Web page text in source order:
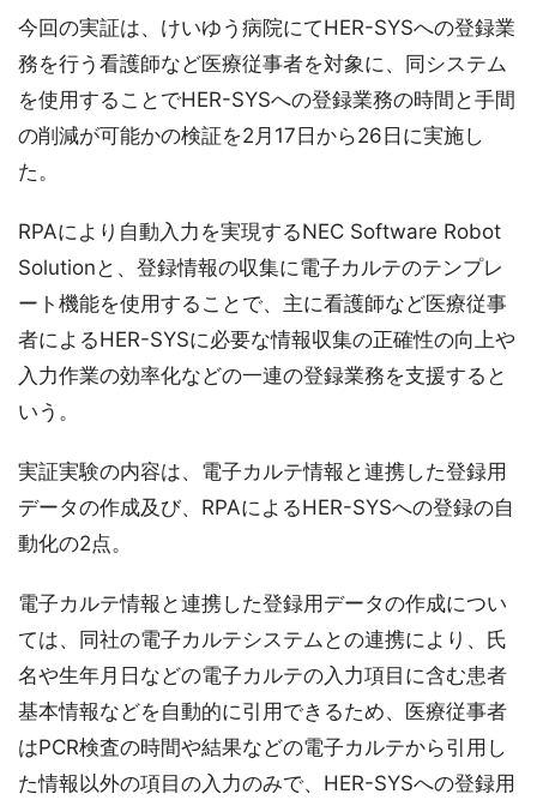
今回の実証は、けいゆう病院にてHER-SYSへの登録業
務を行う看護師など医療従事者を対象に、同システム
を使用することでHER-SYSへの登録業務の時間と手間
の削減が可能かの検証を2月17日から26日に実施し
た。
RPAにより自動入力を実現するNEC Software Robot
Solutionと、登録情報の収集に電子カルテのテンプレ
ート機能を使用することで、主に看護師など医療従事
者によるHER-SYSに必要な情報収集の正確性の向上や
入力作業の効率化などの一連の登録業務を支援すると
いう。
実証実験の内容は、電子カルテ情報と連携した登録用
データの作成及び、RPAによるHER-SYSへの登録の自
動化の2点。
電子カルテ情報と連携した登録用データの作成につい
ては、同社の電子カルテシステムとの連携により、氏
名や生年月日などの電子カルテの入力項目に含む患者
基本情報などを自動的に引用できるため、医療従事者
はPCR検査の時間や結果などの電子カルテから引用し
た情報以外の項目の入力のみで、HER-SYSへの登録用